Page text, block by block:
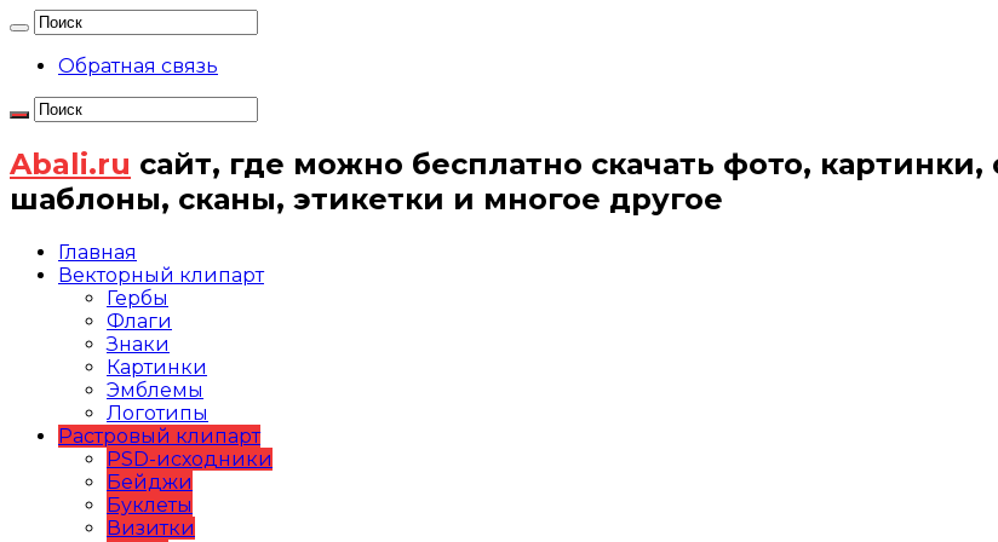
Обратная связь
Abali.ru сайт, где можно бесплатно скачать фото,
шаблоны, сканы, этикетки и многое другое
Главная
Векторный клипарт
Гербы
Флаги
Знаки
Картинки
Эмблемы
Логотипы
Растровый клипарт
PSD-исходники
Бейджи
Буклеты
Визитки